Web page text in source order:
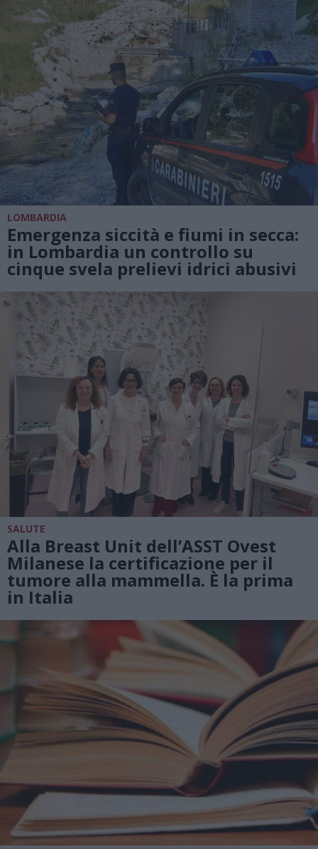
LOMBARDIA
Emergenza siccità e fiumi in secca:
in Lombardia un controllo su
cinque svela prelievi idrici abusivi
SALUTE
Alla Breast Unit dell’ASST Ovest
Milanese la certificazione per il
tumore alla mammella. È la prima
in Italia